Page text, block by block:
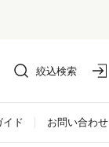
絞込検索
イド お問い合わせ